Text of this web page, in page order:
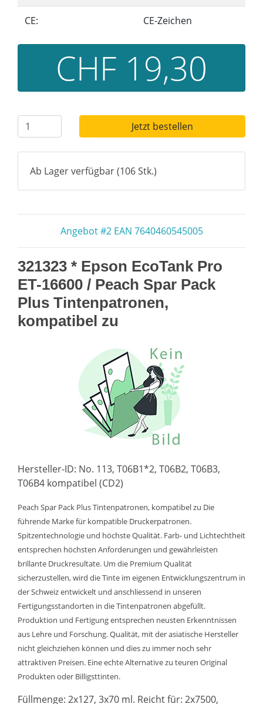
CE: CE-Zeichen
CHF 19,30
Jetzt bestellen
Ab Lager verfügbar (106 Stk.)
Angebot #2 EAN 7640460545005
321323 * Epson EcoTank Pro
ET-16600 / Peach Spar Pack
Plus Tintenpatronen,
kompatibel zu
Hersteller-ID: No. 113, T06B1*2, T06B2, T06B3,
T06B4 kompatibel (CD2)
Peach Spar Pack Plus Tintenpatronen, kompatibel zu Die
führende Marke für kompatible Druckerpatronen.
Spitzentechnologie und höchste Qualität. Farb- und Lichtechtheit
entsprechen höchsten Anforderungen und gewährleisten
brillante Druckresultate. Um die Premium Qualität
sicherzustellen, wird die Tinte im eigenen Entwicklungszentrum in
der Schweiz entwickelt und anschliessend in unseren
Fertigungsstandorten in die Tintenpatronen abgefüllt.
Produktion und Fertigung entsprechen neusten Erkenntnissen
aus Lehre und Forschung. Qualität, mit der asiatische Hersteller
nicht gleichziehen können und dies zu immer noch sehr
attraktiven Preisen. Eine echte Alternative zu teuren Original
Produkten oder Billigsttinten.
Füllmenge: 2x127, 3x70 ml. Reicht für: 2x7500,